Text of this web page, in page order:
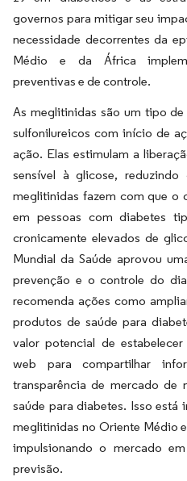
governos para mitigar seu
necessidade decorrentes da
Médio e da África
preventivas e de controle.
As meglitinidas são um tipo
sulfonilureicos com início de
ação. Elas estimulam a
sensível à glicose,
meglitinidas fazem com que o
em pessoas com diabetes
cronicamente elevados de
Mundial da Saúde aprovou
prevenção e o controle do
recomenda ações como
produtos de saúde para
valor potencial de
web para compartilhar
transparência de mercado de
saúde para diabetes. Isso está
meglitinidas no Oriente Médio
impulsionando o mercado
previsão.